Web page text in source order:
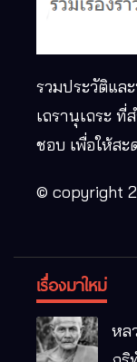
รวมประวัติแล
เถรานุเถระ
ชอบ เพื่อให้ส
© copyright
เรื่องมาใหม่
หล